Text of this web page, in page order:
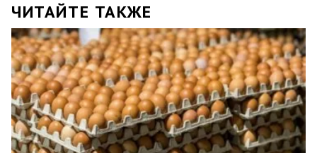
ЧИТАЙТЕ ТАКЖЕ